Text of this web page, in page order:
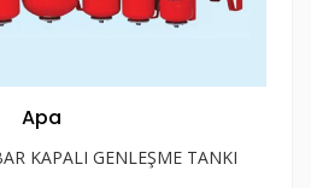
Apa
KAPALI GENLEŞME TANKI